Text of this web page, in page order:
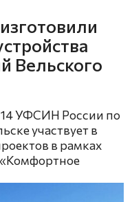
Вельского
УФСИН России по
участвует в
в рамках